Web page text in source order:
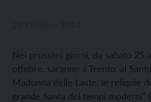
Nei prossimi giorni, da sabato 25
ottobre, saranno a Trento, al
Madonna delle Laste, le reliquie
grande Santa dei tempi moderni”